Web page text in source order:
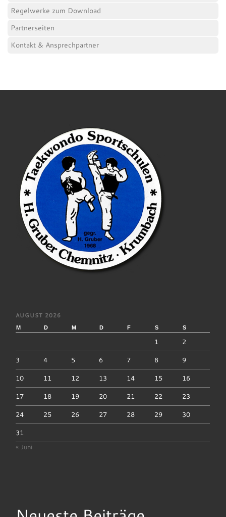
Regelwerke zum Download
Partnerseiten
Kontakt & Ansprechpartner
AUGUST 2026
M D M D F S S
1
2
3
4 5 6 7 8
9
10
11 12 13 14 15
16
17
18 19 20 21 22
23
24
25 26 27 28 29
30
31
« Juni